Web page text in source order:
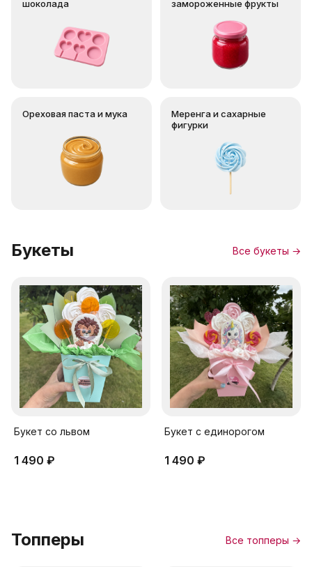
шоколада
замороженные фрукты
Ореховая паста и мука
Меренга и сахарные
фигурки
Букеты Все букеты →
Букет cо львом
1 490 ₽
Букет c единорогом
1 490 ₽
Топперы Все топперы →